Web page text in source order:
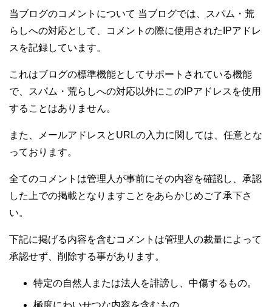
当ブログのコメントについて 当ブログでは、スパム・荒
らしへの対応として、コメントの際に使用されたIPアドレ
スを記録しています。
これはブログの標準機能としてサポートされている機能
で、スパム・荒らしへの対応以外にこのIPアドレスを使用
することはありません。
また、メールアドレスとURLの入力に関しては、任意とな
っております。
全てのコメントは管理人が事前にその内容を確認し、承認
した上での掲載となりますことをあらかじめご了承下さ
い。
下記に掲げる内容を含むコメントは管理人の裁量によって
承認せず、削除する事があります。
特定の自然人または法人を誹謗し、中傷するもの。